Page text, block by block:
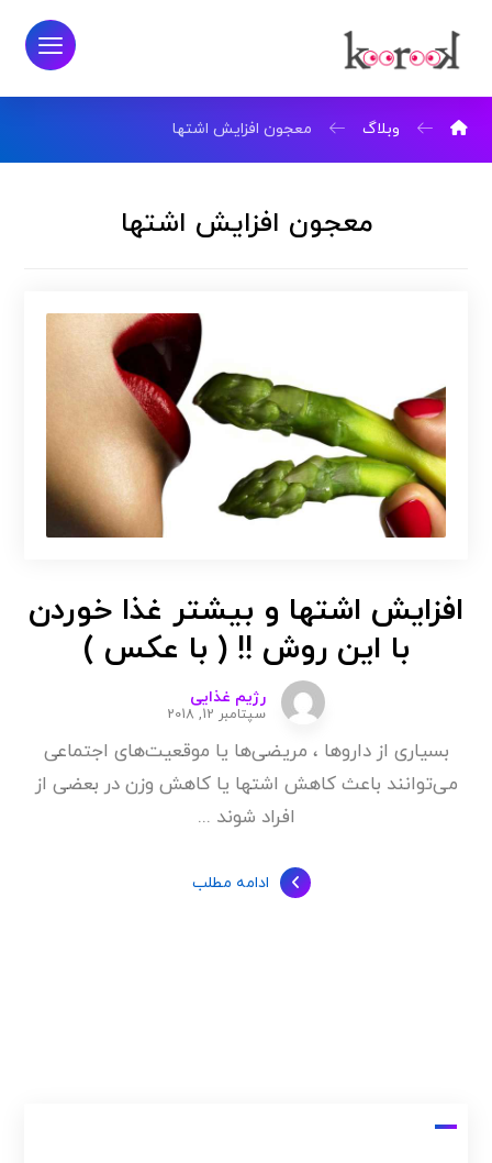
وبلاگ معجون افزایش اشتها
معجون افزایش اشتها
افزایش اشتها و بیشتر غذا خوردن
با این روش !! ( با عکس )
رژیم غذایی
سپتامبر 12, 2018
بسیاری از داروها ، مریضی‌ها یا موقعیت‌های اجتماعی
می‌توانند باعث کاهش اشتها یا کاهش وزن در بعضی از
افراد شوند ...
ادامه مطلب